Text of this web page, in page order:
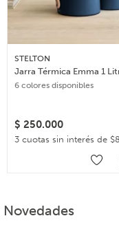
STELTON
Jarra Térmica Emma 1
6 colores disponibles
$ 250.000
3 cuotas sin interés de
Novedades